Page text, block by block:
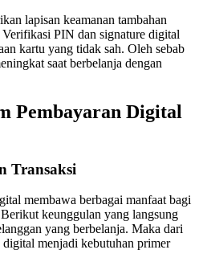
lapisan keamanan tambahan
PIN dan signature digital
kartu yang tidak sah. Oleh sebab
saat berbelanja dengan
Pembayaran Digital
Transaksi
membawa berbagai manfaat bagi
keunggulan yang langsung
yang berbelanja. Maka dari
menjadi kebutuhan primer